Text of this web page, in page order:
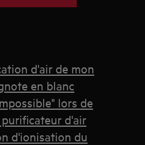
d'air de mon
en blanc
lors de
d'air
d'ionisation du